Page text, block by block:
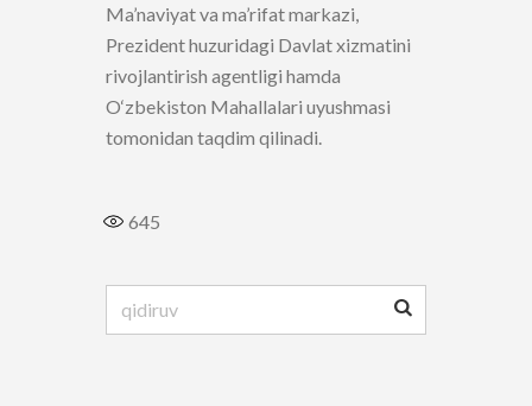
Ma’naviyat va ma’rifat markazi,
Prezident huzuridagi Davlat xizmatini
rivojlantirish agentligi hamda
O‘zbekiston Mahallalari uyushmasi
tomonidan taqdim qilinadi.
645